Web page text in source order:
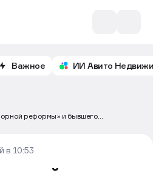
Важное ИИ Авито
реформы» и бывшего
в 10:53